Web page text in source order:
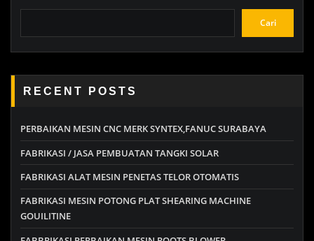
Cari
RECENT POSTS
PERBAIKAN MESIN CNC MERK SYNTEX,FANUC SURABAYA
FABRIKASI / JASA PEMBUATAN TANGKI SOLAR
FABRIKASI ALAT MESIN PENETAS TELOR OTOMATIS
FABRIKASI MESIN POTONG PLAT SHEARING MACHINE
GOUILITINE